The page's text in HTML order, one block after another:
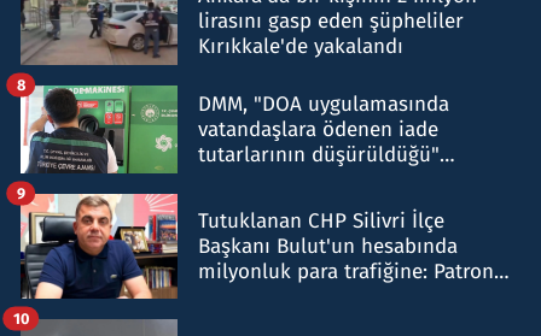
lirasını gasp eden şüpheliler
Kırıkkale'de yakalandı
DMM, "DOA uygulamasında
vatandaşlara ödenen iade
tutarlarının düşürüldüğü"
8
Tutuklanan CHP Silivri İlçe
Başkanı Bulut'un hesabında
milyonluk para trafiğine: Patron
9
10